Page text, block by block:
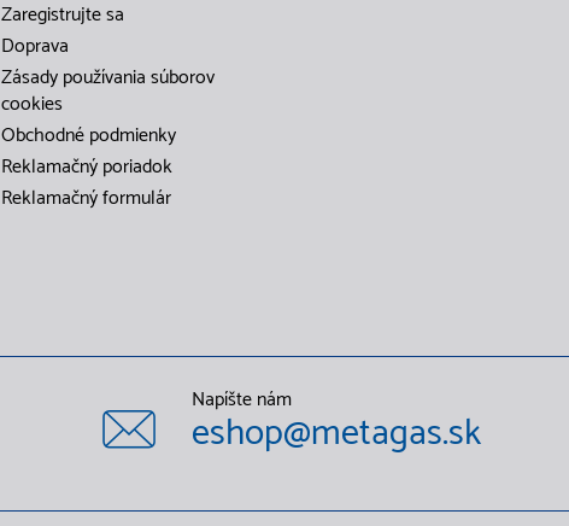
Zaregistrujte sa
Doprava
Zásady používania súborov
cookies
Obchodné podmienky
Reklamačný poriadok
Reklamačný formulár
Napíšte nám
eshop@metagas.sk